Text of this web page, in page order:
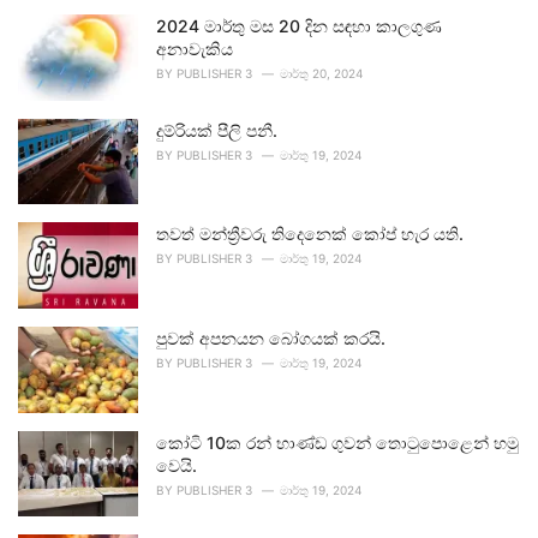
2024 මාර්තු මස 20 දින සඳහා කාලගුණ
අනාවැකිය
BY PUBLISHER 3 මාර්තු 20, 2024
දුම්රියක් පීලි පනී.
BY PUBLISHER 3 මාර්තු 19, 2024
තවත් මන්ත්‍රීවරු තිදෙනෙක් කෝප් හැර යති.
BY PUBLISHER 3 මාර්තු 19, 2024
පුවක් අපනයන බෝගයක් කරයි.
BY PUBLISHER 3 මාර්තු 19, 2024
කෝටි 10ක රන් භාණ්ඩ ගුවන් තොටුපොළෙන් හමු
වෙයි.
BY PUBLISHER 3 මාර්තු 19, 2024